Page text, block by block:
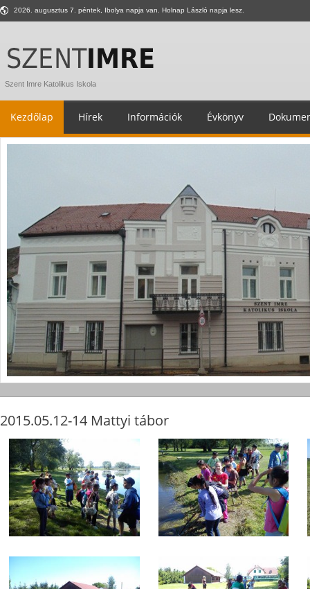
2026. augusztus 7. péntek, Ibolya napja van. Holnap László napja lesz.
Szent Imre Katolikus Iskola
Kezdőlap Hírek Információk Évkönyv
2015.05.12-14 Mattyi tábor